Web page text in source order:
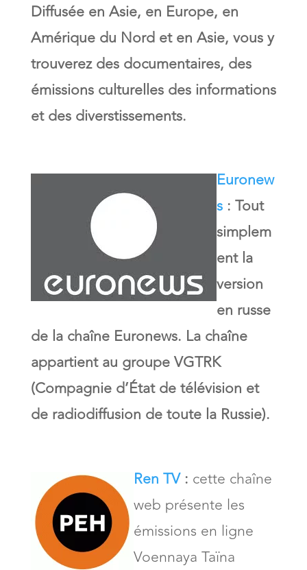
Diffusée en Asie, en Europe, en
Amérique du Nord et en Asie, vous y
trouverez des documentaires, des
émissions culturelles des informations
et des diverstissements.
Euronew
s: Tout
simplem
ent la
version
en russe
de la chaîne Euronews. La chaîne
appartient au groupe VGTRK
(Compagnie d’État de télévision et
de radiodiffusion de toute la Russie).
Ren TV: cette chaîne
web présente les
émissions en ligne
Voennaya Taïna